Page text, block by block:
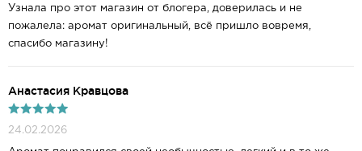
Узнала про этот магазин от блогера, доверилась и не
пожалела: аромат оригинальный, всё пришло вовремя,
спасибо магазину!
Анастасия Кравцова
24.02.2026